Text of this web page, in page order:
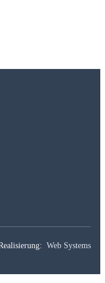
Web Systems